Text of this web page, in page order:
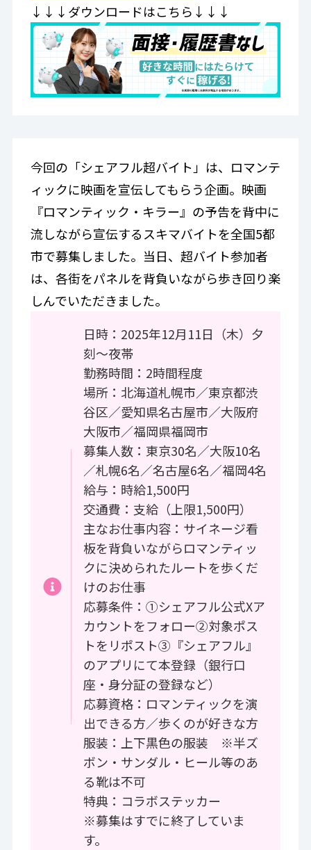
↓↓↓ダウンロードはこちら↓↓↓
今回の「シェアフル超バイト」は、ロマンテ
ィックに映画を宣伝してもらう企画。映画
『ロマンティック・キラー』の予告を背中に
流しながら宣伝するスキマバイトを全国5都
市で募集しました。当日、超バイト参加者
は、各街をパネルを背負いながら歩き回り楽
しんでいただきました。
日時：2025年12月11日（木）夕
刻～夜帯
勤務時間：2時間程度
場所：北海道札幌市／東京都渋
谷区／愛知県名古屋市／大阪府
大阪市／福岡県福岡市
募集人数：東京30名／大阪10名
／札幌6名／名古屋6名／福岡4名
給与：時給1,500円
交通費：支給（上限1,500円）
主なお仕事内容：サイネージ看
板を背負いながらロマンティッ
クに決められたルートを歩くだ
けのお仕事
応募条件：①シェアフル公式Xア
カウントをフォロー②対象ポス
トをリポスト③『シェアフル』
のアプリにて本登録（銀行口
座・身分証の登録など）
応募資格：ロマンティックを演
出できる方／歩くのが好きな方
服装：上下黒色の服装 ※半ズ
ボン・サンダル・ヒール等のあ
る靴は不可
特典：コラボステッカー
※募集はすでに終了していま
す。